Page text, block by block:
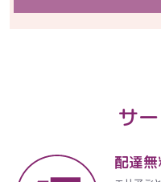
サ
配達